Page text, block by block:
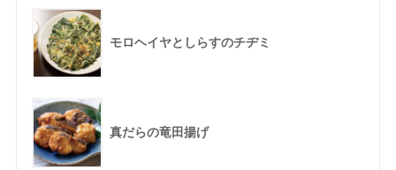
モロヘイヤとしらすのチヂミ
真だらの竜田揚げ